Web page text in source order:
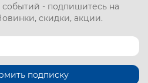
событий - подпишитесь на
скидки, акции.
подписку